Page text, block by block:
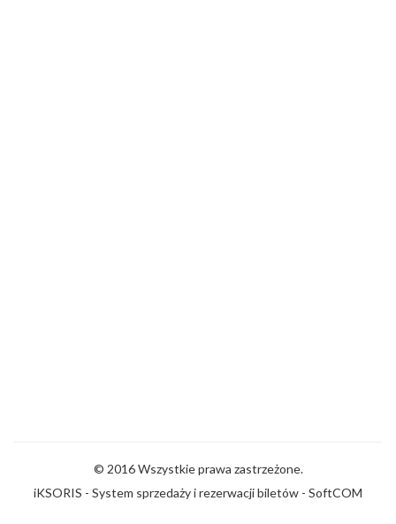
© 2016 Wszystkie prawa zastrzeżone.
iKSORIS - System sprzedaży i rezerwacji biletów - SoftCOM